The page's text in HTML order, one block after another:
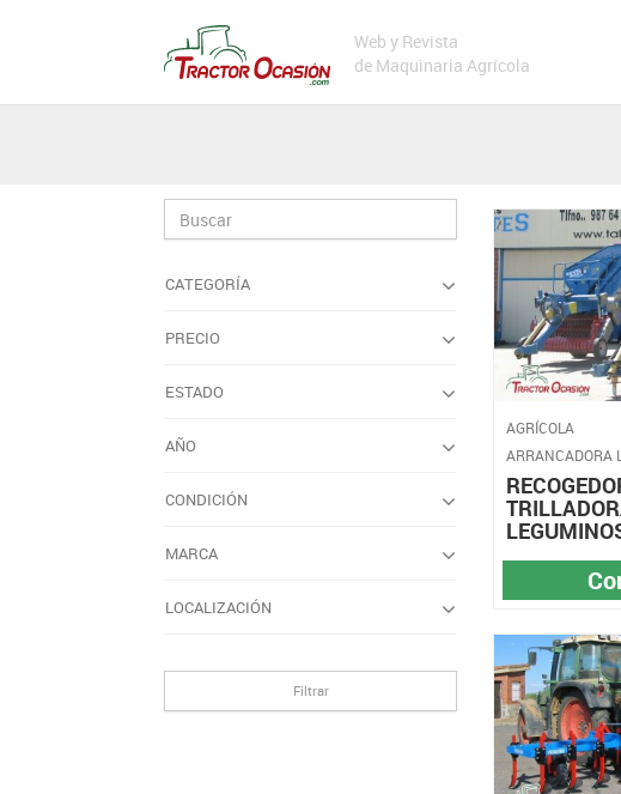
Web y Revista
de Maquinaria Agrícola
CATEGORÍA
PRECIO
ESTADO
AÑO
CONDICIÓN
MARCA
LOCALIZACIÓN
Filtrar
AGRÍCOLA
ARRANCADORA